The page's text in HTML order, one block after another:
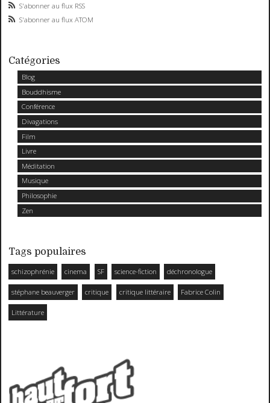
S'abonner au flux RSS
S'abonner au flux ATOM
Catégories
Blog
Bouddhisme
Conférence
Divagations
Film
Livre
Méditation
Musique
Philosophie
Zen
Tags populaires
schizophrénie cinema SF science-fiction déchronologue
stéphane beauverger critique critique littéraire Fabrice Colin
Littérature